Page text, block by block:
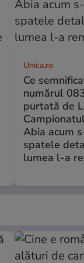
Unica.ro
Ce
numărul
purtată de
Abia acum
spatele
lumea l-a